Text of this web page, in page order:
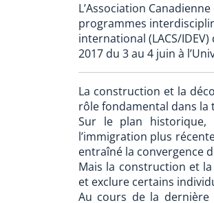
L’Association
programmes
international (LACS/IDEV)
2017 du 3 au 4 juin à
La construction et la
rôle fondamental dans la
Sur le plan
l’immigration plus
entraîné la convergence
Mais la construction et
et exclure certains
Au cours de la dernière